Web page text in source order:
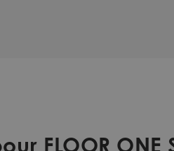
FLOOR ONE